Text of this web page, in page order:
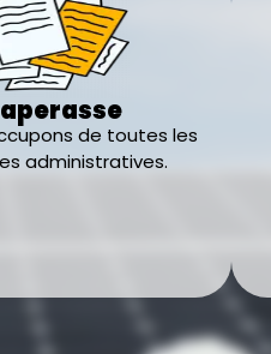
de toutes les
administratives.